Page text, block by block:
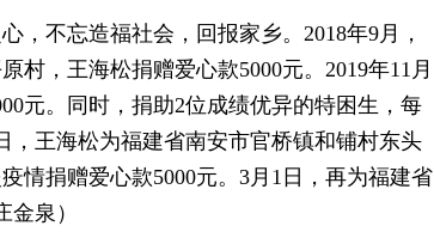
，不忘造福社会，回报家乡。2018年9月，
村，王海松捐赠爱心款5000元。2019年11月
元。同时，捐助2位成绩优异的特困生，每
，王海松为福建省南安市官桥镇和铺村东头
情捐赠爱心款5000元。3月1日，再为福建省
泉）